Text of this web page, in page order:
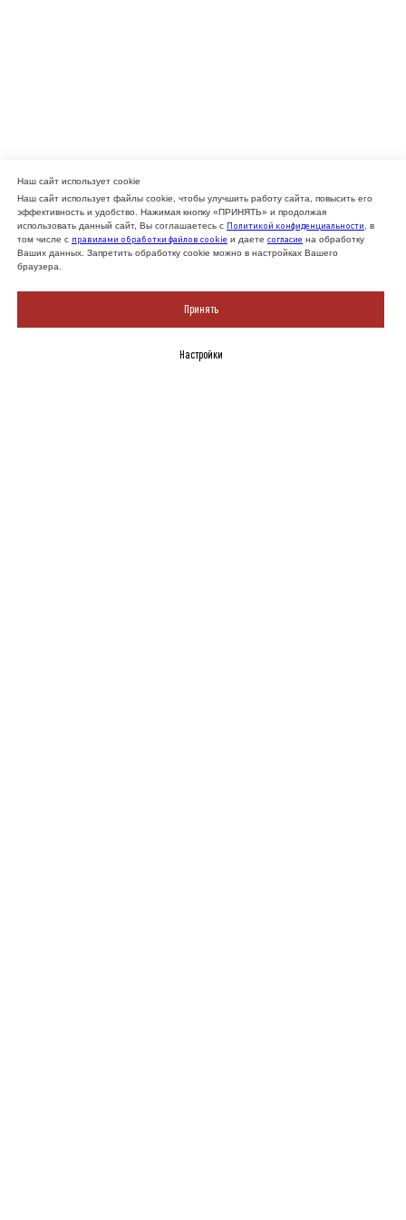
Наш сайт использует cookie
Наш сайт использует файлы cookie, чтобы улучшить работу сайта, повысить его
эффективность и удобство. Нажимая кнопку «ПРИНЯТЬ» и продолжая
использовать данный сайт, Вы соглашаетесь с Политикой конфиденциальности, в
том числе с правилами обработки файлов cookie и даете согласие на обработку
Ваших данных. Запретить обработку cookie можно в настройках Вашего
браузера.
Принять
Настройки